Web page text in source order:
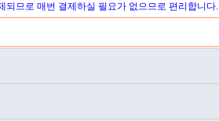
므로 매번 결제하실 필요가 없으므로 편리합니다.